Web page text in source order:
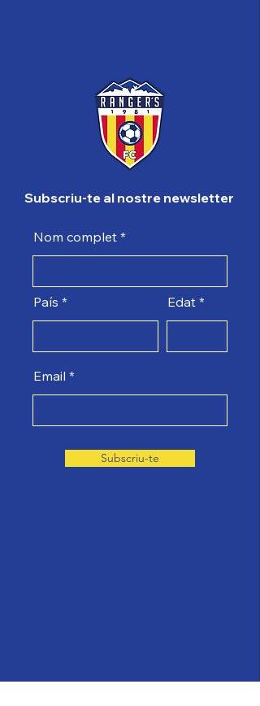
Subscriu-te al nostre newsletter
Nom complet
País Edat
Email
Subscriu-te